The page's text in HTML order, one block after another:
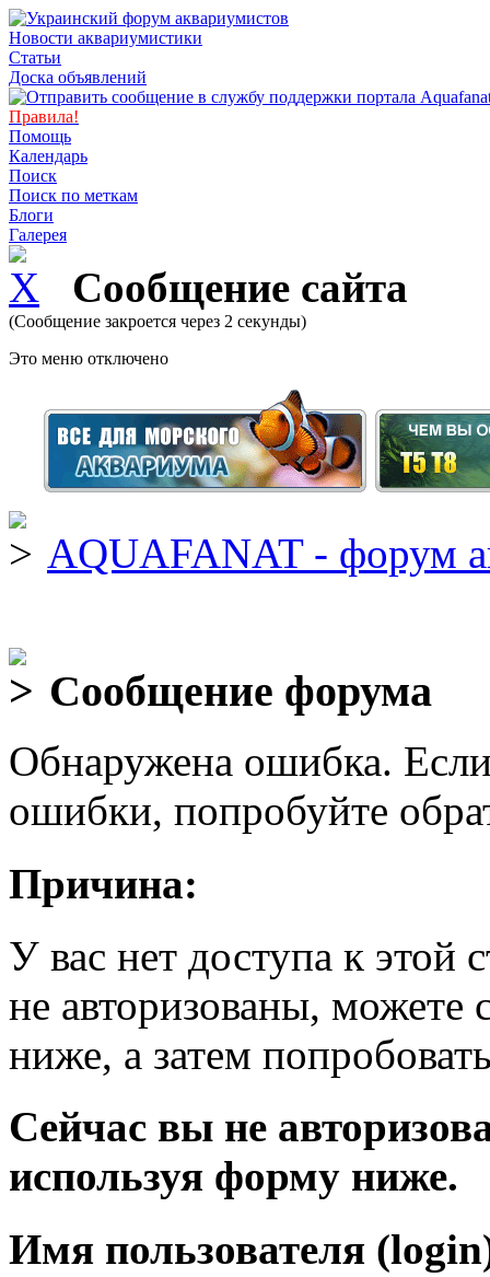
Новости аквариумистики
Статьи
Доска объявлений
Правила!
Помощь
Календарь
Поиск
Поиск по меткам
Блоги
Галерея
Сообщение сайта
(Сообщение закроется через 2 секунды)
Это меню отключено
AQUAFANAT - форум
Сообщение форума
Обнаружена ошибка.
ошибки, попробуйте
Причина:
У вас нет доступа к
не авторизованы, можете
ниже, а затем
Сейчас вы не
используя форму ниже.
Имя пользователя